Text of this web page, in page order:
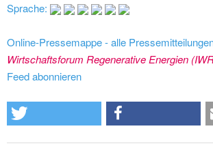
Sprache:
Online-Pressemappe - alle
Wirtschaftsforum Regenerative Energien
Feed abonnieren